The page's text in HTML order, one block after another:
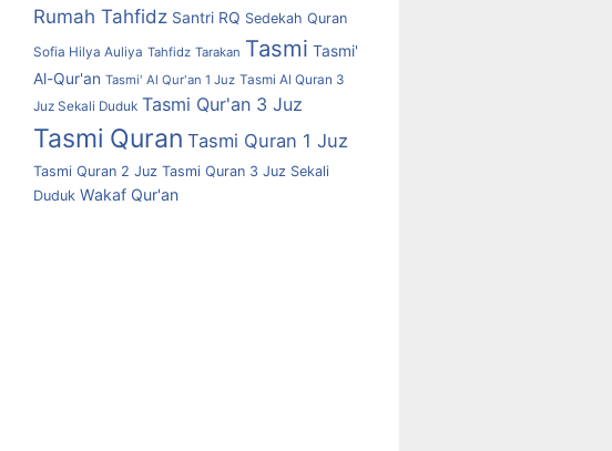
Rumah Tahfidz Santri RQ Sedekah Quran
Sofia Hilya Auliya Tahfidz Tarakan Tasmi Tasmi'
Al-Qur'an Tasmi' Al Qur'an 1 Juz Tasmi Al Quran 3
Juz Sekali Duduk Tasmi Qur'an 3 Juz
Tasmi Quran Tasmi Quran 1 Juz
Tasmi Quran 2 Juz Tasmi Quran 3 Juz Sekali
Duduk Wakaf Qur'an